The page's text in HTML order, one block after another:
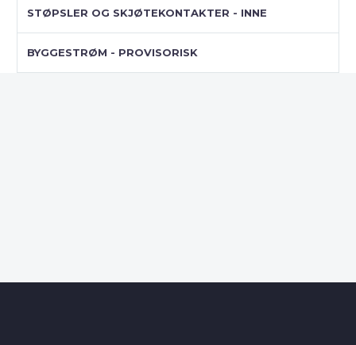
STØPSLER OG SKJØTEKONTAKTER - INNE
BYGGESTRØM - PROVISORISK